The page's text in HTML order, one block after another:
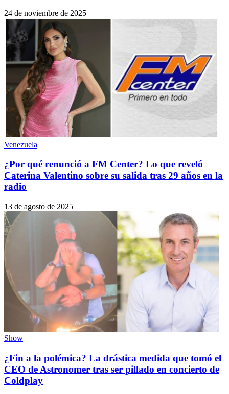
24 de noviembre de 2025
Venezuela
¿Por qué renunció a FM Center? Lo que reveló
Caterina Valentino sobre su salida tras 29 años en la
radio
13 de agosto de 2025
Show
¿Fin a la polémica? La drástica medida que tomó el
CEO de Astronomer tras ser pillado en concierto de
Coldplay